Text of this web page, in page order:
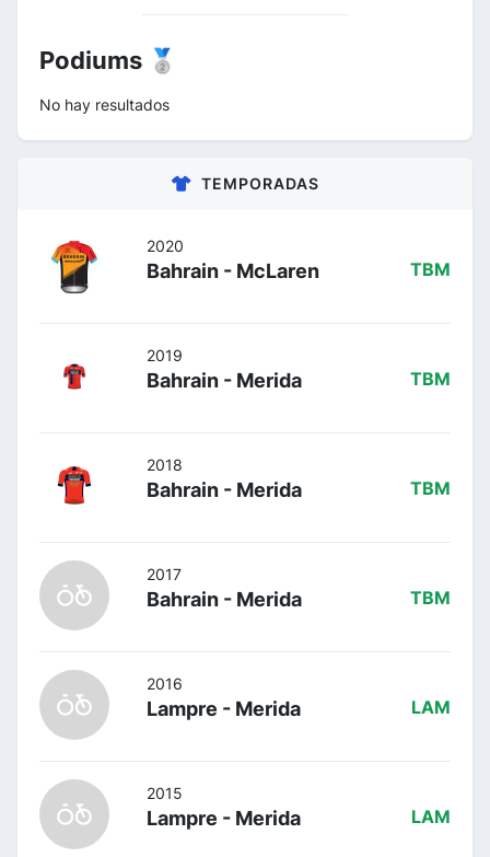
Podiums 🥈
No hay resultados
TEMPORADAS
2020
Bahrain - McLaren TBM
2019
Bahrain - Merida TBM
2018
Bahrain - Merida TBM
2017
Bahrain - Merida TBM
2016
Lampre - Merida LAM
2015
Lampre - Merida LAM